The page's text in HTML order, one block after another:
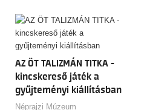
AZ ÖT TALIZMÁN TITKA -
kincskereső játék a
gyűjteményi kiállításban
Néprajzi Múzeum